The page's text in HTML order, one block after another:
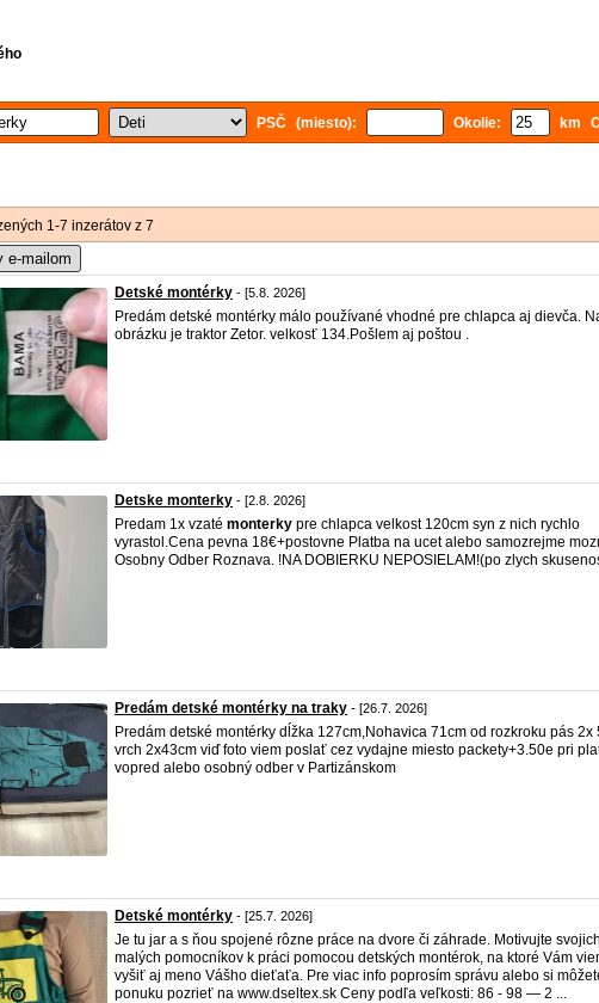
PSČ (miesto): Okolie: km
1-7 inzerátov z 7
e-mailom
Detské montérky - [5.8. 2026]
Predám detské montérky málo používané vhodné pre chlapca aj dievča.
obrázku je traktor Zetor. velkosť 134.Pošlem aj poštou .
Detske monterky - [2.8. 2026]
Predam 1x vzaté monterky pre chlapca velkost 120cm syn z nich rychlo
vyrastol.Cena pevna 18€+postovne Platba na ucet alebo samozrejme
Osobny Odber Roznava. !NA DOBIERKU NEPOSIELAM!(po zlych
Predám detské montérky na traky - [26.7. 2026]
Predám detské montérky dĺžka 127cm,Nohavica 71cm od rozkroku pás 2x
vrch 2x43cm viď foto viem poslať cez vydajne miesto packety+3.50e pri
vopred alebo osobný odber v Partizánskom
Detské montérky - [25.7. 2026]
Je tu jar a s ňou spojené rôzne práce na dvore či záhrade. Motivujte svojich
malých pomocníkov k práci pomocou detských montérok, na ktoré Vám
vyšiť aj meno Vášho dieťaťa. Pre viac info poprosím správu alebo si
ponuku pozrieť na www.dseltex.sk Ceny podľa veľkosti: 86 - 98 — 2 ...